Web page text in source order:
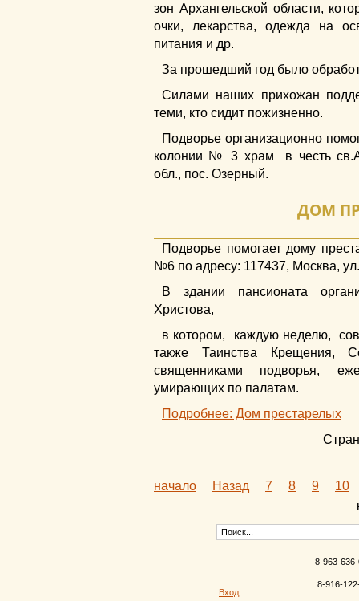
зон Архангельской области,
очки, лекарства, одежда на
питания и др.
За прошедший год было
Силами наших прихожан
теми, кто сидит пожизненно.
Подворье организационно
колонии № 3 храм в честь
обл., пос. Озерный.
ДОМ
Подворье помогает дому
№6 по адресу: 117437, Москва,
В здании пансионата
Христова,
в котором, каждую неделю,
также Таинства Крещения,
священниками подворья,
умирающих по палатам.
Подробнее: Дом престарелых
начало Назад 7 8 9
10
Вход
8-963-
8-916-